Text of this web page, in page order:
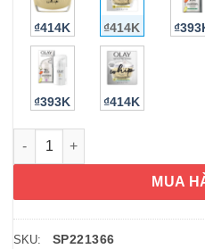
₫414K ₫414K
₫393K ₫414K
Kem dưỡng chống nắng Olay
MUA
SKU: SP221366